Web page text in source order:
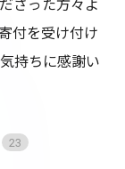
付を受け付け
持ちに感謝い
23